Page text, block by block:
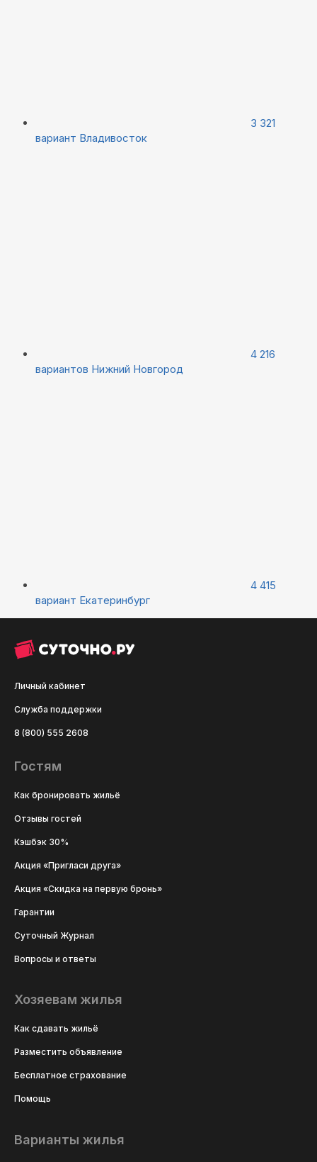
3 321
вариант Владивосток
4 216
вариантов Нижний Новгород
4 415
вариант Екатеринбург
Личный кабинет
Служба поддержки
8 (800) 555 2608
Гостям
Как бронировать жильё
Отзывы гостей
Кэшбэк 30%
Акция «Пригласи друга»
Акция «Скидка на первую бронь»
Гарантии
Суточный Журнал
Вопросы и ответы
Хозяевам жилья
Как сдавать жильё
Разместить объявление
Бесплатное страхование
Помощь
Варианты жилья